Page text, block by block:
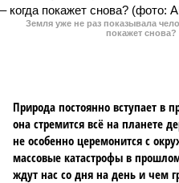
Земля уже не раз показывала
покажет
Природа постоянно вступает в
она стремится всё на планете
не особенно церемонится с
массовые катастрофы в
ждут нас со дня на день и чем